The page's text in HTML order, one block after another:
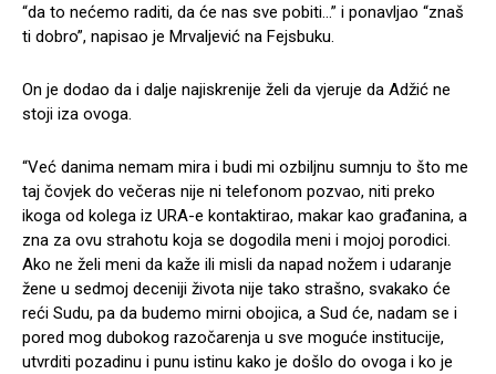
“da to nećemo raditi, da će nas sve pobiti…” i ponavljao “znaš
ti dobro”, napisao je Mrvaljević na Fejsbuku.
On je dodao da i dalje najiskrenije želi da vjeruje da Adžić ne
stoji iza ovoga.
“Već danima nemam mira i budi mi ozbiljnu sumnju to što me
taj čovjek do večeras nije ni telefonom pozvao, niti preko
ikoga od kolega iz URA-e kontaktirao, makar kao građanina, a
zna za ovu strahotu koja se dogodila meni i mojoj porodici.
Ako ne želi meni da kaže ili misli da napad nožem i udaranje
žene u sedmoj deceniji života nije tako strašno, svakako će
reći Sudu, pa da budemo mirni obojica, a Sud će, nadam se i
pored mog dubokog razočarenja u sve moguće institucije,
utvrditi pozadinu i punu istinu kako je došlo do ovoga i ko je